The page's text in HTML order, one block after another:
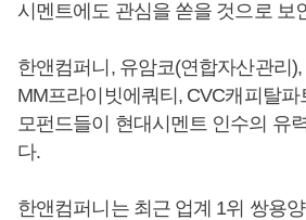
시멘트에도 관심을 쏟을 것으로 보
한앤컴퍼니, 유암코(연합자산관리
MM프라이빗에쿼티, CVC캐피탈
모펀드들이 현대시멘트 인수의 유
다.
한앤컴퍼니는 최근 업계 1위 쌍용